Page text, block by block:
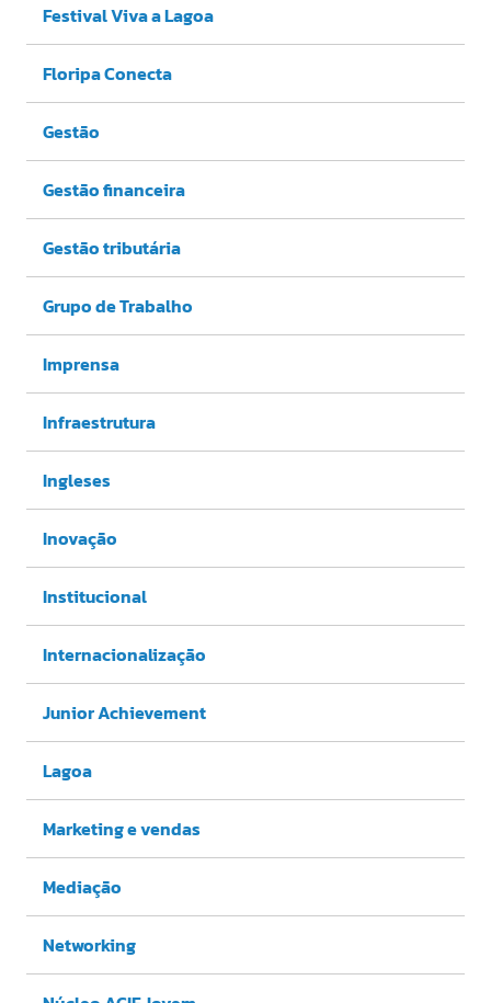
Festival Viva a Lagoa
Floripa Conecta
Gestão
Gestão financeira
Gestão tributária
Grupo de Trabalho
Imprensa
Infraestrutura
Ingleses
Inovação
Institucional
Internacionalização
Junior Achievement
Lagoa
Marketing e vendas
Mediação
Networking